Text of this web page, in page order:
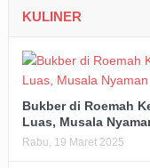
KULINER
Bukber di Roemah
Luas, Musala
Rabu, 19 Maret 2025